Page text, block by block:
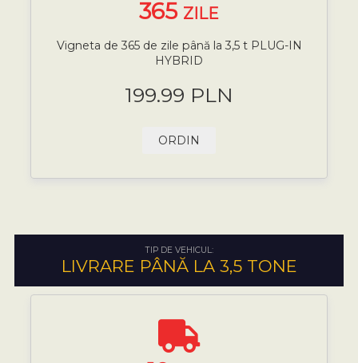
365 ZILE
Vigneta de 365 de zile până la 3,5 t PLUG-IN
HYBRID
199.99 PLN
ORDIN
TIP DE VEHICUL:
LIVRARE PÂNĂ LA 3,5 TONE